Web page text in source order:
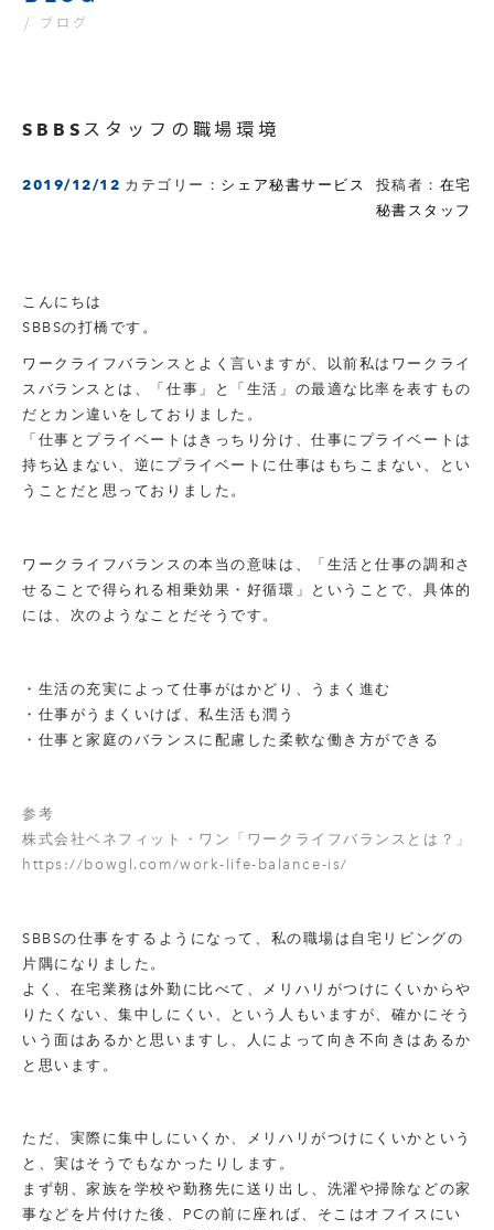
/ ブログ
SBBSスタッフの職場環境
2019/12/12 カテゴリー： シェア秘書サービス 投稿者： 在宅
秘書スタッフ
こんにちは
SBBSの打橋です。
ワークライフバランスとよく言いますが、以前私はワークライ
スバランスとは、「仕事」と「生活」の最適な比率を表すもの
だとカン違いをしておりました。
「仕事とプライベートはきっちり分け、仕事にプライベートは
持ち込まない、逆にプライベートに仕事はもちこまない、とい
うことだと思っておりました。
ワークライフバランスの本当の意味は、「生活と仕事の調和さ
せることで得られる相乗効果・好循環」ということで、具体的
には、次のようなことだそうです。
・生活の充実によって仕事がはかどり、うまく進む
・仕事がうまくいけば、私生活も潤う
・仕事と家庭のバランスに配慮した柔軟な働き方ができる
参考
株式会社ベネフィット・ワン「ワークライフバランスとは？」
https://bowgl.com/work-life-balance-is/
SBBSの仕事をするようになって、私の職場は自宅リビングの
片隅になりました。
よく、在宅業務は外勤に比べて、メリハリがつけにくいからや
りたくない、集中しにくい、という人もいますが、確かにそう
いう面はあるかと思いますし、人によって向き不向きはあるか
と思います。
ただ、実際に集中しにいくか、メリハリがつけにくいかという
と、実はそうでもなかったりします。
まず朝、家族を学校や勤務先に送り出し、洗濯や掃除などの家
事などを片付けた後、PCの前に座れば、そこはオフイスにい